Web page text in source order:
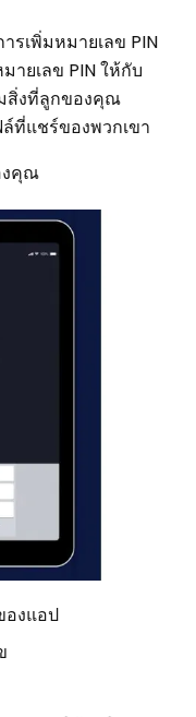
รเพิ่มหมายเลข PIN
ายเลข PIN ให้กับ
สิ่งที่ลูกของคุณ
ที่แชร์ของพวกเขา
งคุณ
องแอป